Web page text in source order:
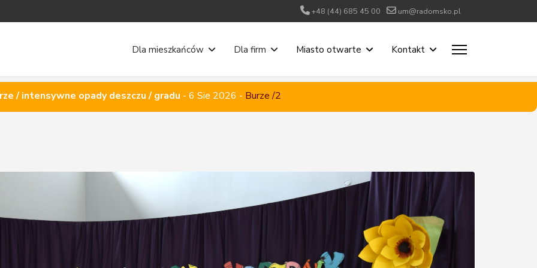
+48 (44) 685 45 00 um@radomsko.pl
Dla mieszkańców Dla firm Miasto otwarte Kontakt
/ intensywne opady deszczu / gradu - 6 Sie 2026 - Burze /2